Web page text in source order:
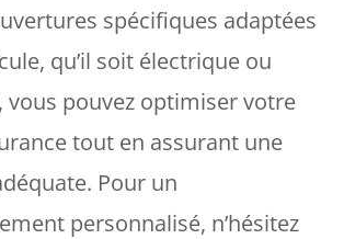
spécifiques adaptées
qu’il soit électrique ou
pouvez optimiser votre
tout en assurant une
Pour un
personnalisé, n’hésitez